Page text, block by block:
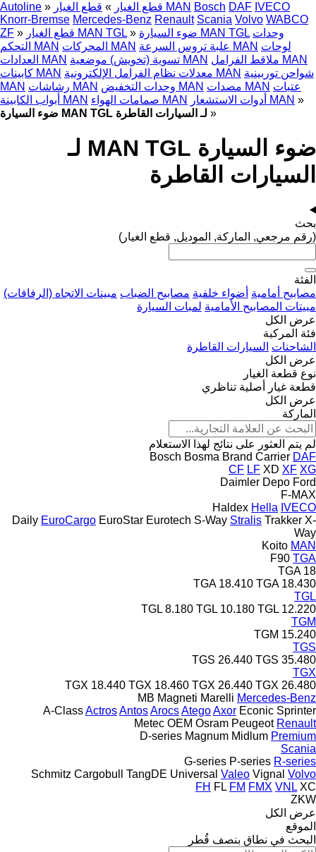
Autoline » قطع الغيار » قطع الغيار MAN Bosch DAF IVECO
Knorr-Bremse Mercedes-Benz Renault Scania Volvo WABCO
ZF » قطع الغيار MAN TGL » ضوء السيارة MAN TGL وحدات
التحكم MAN
المحركات MAN علبة تروس السرعة MAN لوحات
العدادات MAN
تسوية (تخويش) موضعية MAN
ملاقط الفرامل MAN
كابينات MAN
معدلات نظام الفرامل الإلكترونية MAN شواحن توربينية
MAN
رشاشات MAN وحدات التخفيض MAN مصدات MAN عتبات
أبواب الكابينة MAN
صمامات الهواء MAN أدوات الاستشعار MAN »
ضوء السيارة MAN TGL لـ السيارات القاطرة »
ضوء السيارة MAN TGL لـ
السيارات القاطرة
بحث
(رقم مرجعي, الماركة, الموديل, قطع الغيار)
الفئة
مصابيح أمامية أضواء خلفية مصابيح الضباب مبينات الاتجاه (الرفافات)
مبيتات المصابيح الأمامية لمبات السيارة
عرض الكل
فئة المركبة
الشاحنات السيارات القاطرة
عرض الكل
نوع قطعة الغيار
قطعة غيار أصلية تناظري
عرض الكل
الماركة
لم يتم العثور على نتائج لهذا الاستعلام
Bosch Bosma Brand Carrier DAF
CF LF XD XF XG
Daimler Depo Ford
F-MAX
Haldex Hella IVECO
Daily EuroCargo EuroStar Eurotech S-Way Stralis Trakker X-
Way
Koito MAN
F90 TGA
TGA 18
TGA 18.410 TGA 18.430
TGL
TGL 8.180 TGL 10.180 TGL 12.220
TGM
TGM 15.240
TGS
TGS 26.440 TGS 35.480
TGX
TGX 18.440 TGX 18.460 TGX 26.440 TGX 26.480
MB Magneti Marelli Mercedes-Benz
A-ClassActrosAntosArocsAtegoAxor Econic Sprinter
Metec OEM Osram Peugeot Renault
D-series Magnum Midlum Premium
Scania
G-series P-series R-series
Schmitz Cargobull
TangDE Universal Valeo Vignal Volvo
FH FL FM FMX VNL XC
ZKW
عرض الكل
الموقع
البحث في نطاق بنصف قُطر